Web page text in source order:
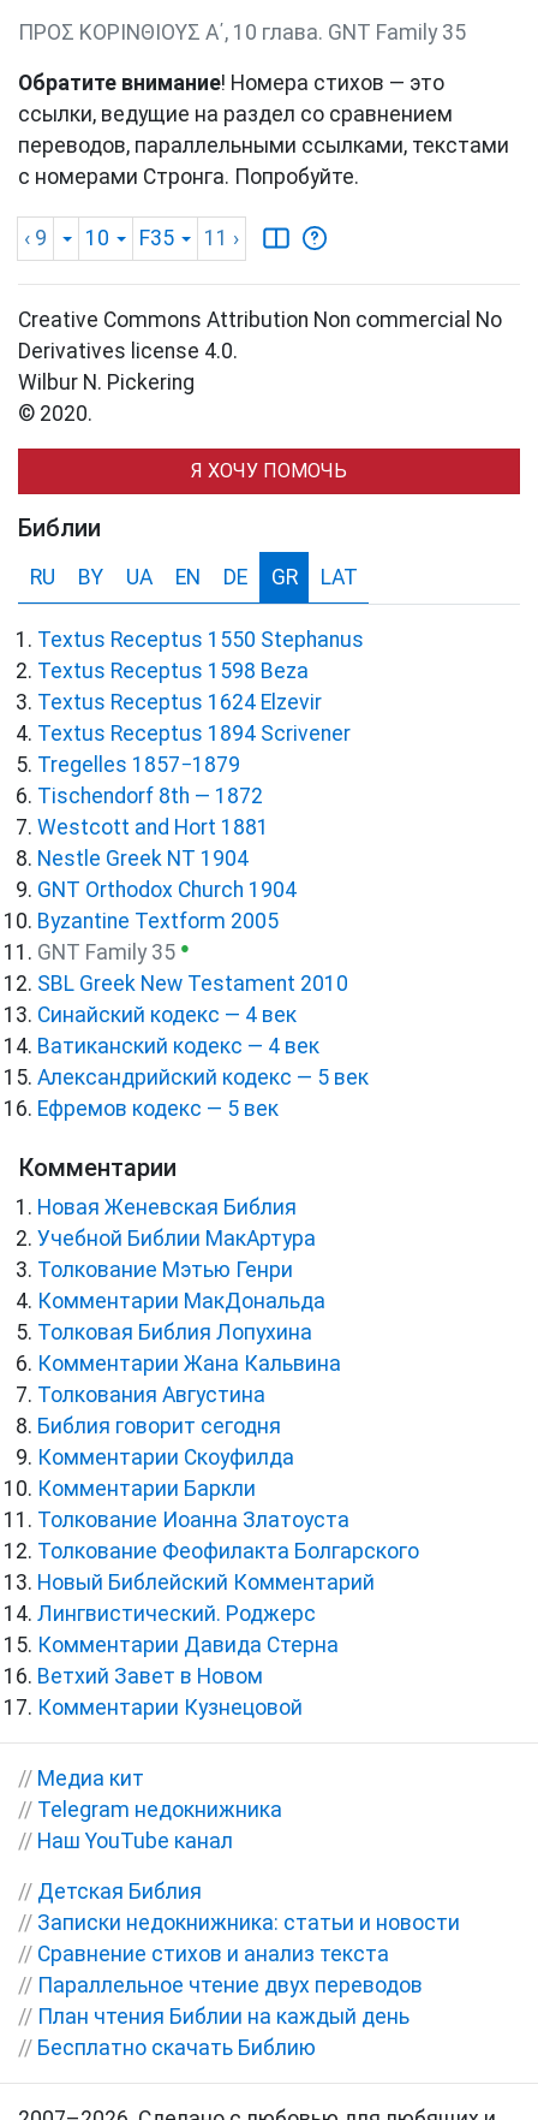
ΠΡΟΣ ΚΟΡΙΝΘΙΟΥΣ Α΄, 10 глава. GNT Family 35
Обратите внимание! Номера стихов — это
ссылки, ведущие на раздел со сравнением
переводов, параллельными ссылками, текстами
с номерами Стронга. Попробуйте.
‹ 9 10 F35 11 ›
Creative Commons Attribution Non commercial No
Derivatives license 4.0.
Wilbur N. Pickering
© 2020.
Я ХОЧУ ПОМОЧЬ
Библии
RU BY UA EN DE GR LAT
Textus Receptus 1550 Stephanus
Textus Receptus 1598 Beza
Textus Receptus 1624 Elzevir
Textus Receptus 1894 Scrivener
Tregelles 1857−1879
Tischendorf 8th — 1872
Westcott and Hort 1881
Nestle Greek NT 1904
GNT Orthodox Church 1904
Byzantine Textform 2005
GNT Family 35 ●
SBL Greek New Testament 2010
Синайский кодекс — 4 век
Ватиканский кодекс — 4 век
Александрийский кодекс — 5 век
Ефремов кодекс — 5 век
Комментарии
Новая Женевская Библия
Учебной Библии МакАртура
Толкование Мэтью Генри
Комментарии МакДональда
Толковая Библия Лопухина
Комментарии Жана Кальвина
Толкования Августина
Библия говорит сегодня
Комментарии Скоуфилда
Комментарии Баркли
Толкование Иоанна Златоуста
Толкование Феофилакта Болгарского
Новый Библейский Комментарий
Лингвистический. Роджерс
Комментарии Давида Стерна
Ветхий Завет в Новом
Комментарии Кузнецовой
// Медиа кит
// Telegram недокнижника
// Наш YouTube канал
// Детская Библия
// Записки недокнижника: статьи и новости
// Сравнение стихов и анализ текста
// Параллельное чтение двух переводов
// План чтения Библии на каждый день
// Бесплатно скачать Библию